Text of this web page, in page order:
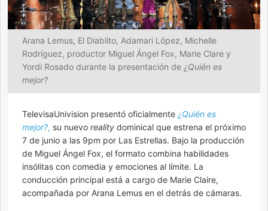
Arana Lemus, El Diablito, Adamari López, Michelle
Rodríguez, productor Miguel Ángel Fox, Marie Clare y
Yordi Rosado durante la presentación de ¿Quién es
mejor?
TelevisaUnivision presentó oficialmente ¿Quién es
mejor?, su nuevo reality dominical que estrena el próximo
7 de junio a las 9pm por Las Estrellas. Bajo la producción
de Miguel Ángel Fox, el formato combina habilidades
insólitas con comedia y emociones al límite. La
conducción principal está a cargo de Marie Claire,
acompañada por Arana Lemus en el detrás de cámaras.